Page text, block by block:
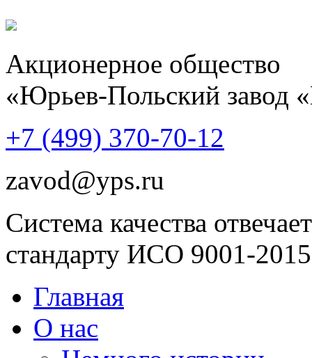
Акционерное общество
«Юрьев-Польский завод
+7 (499) 370-70-12
zavod@yps.ru
Система качества отвечает
стандарту ИСО 9001-2015
Главная
О нас